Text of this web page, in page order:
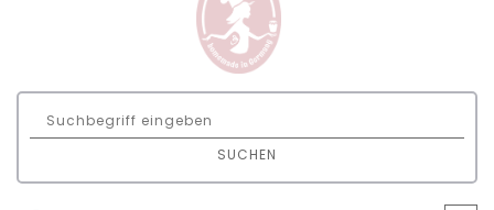
SUCHEN